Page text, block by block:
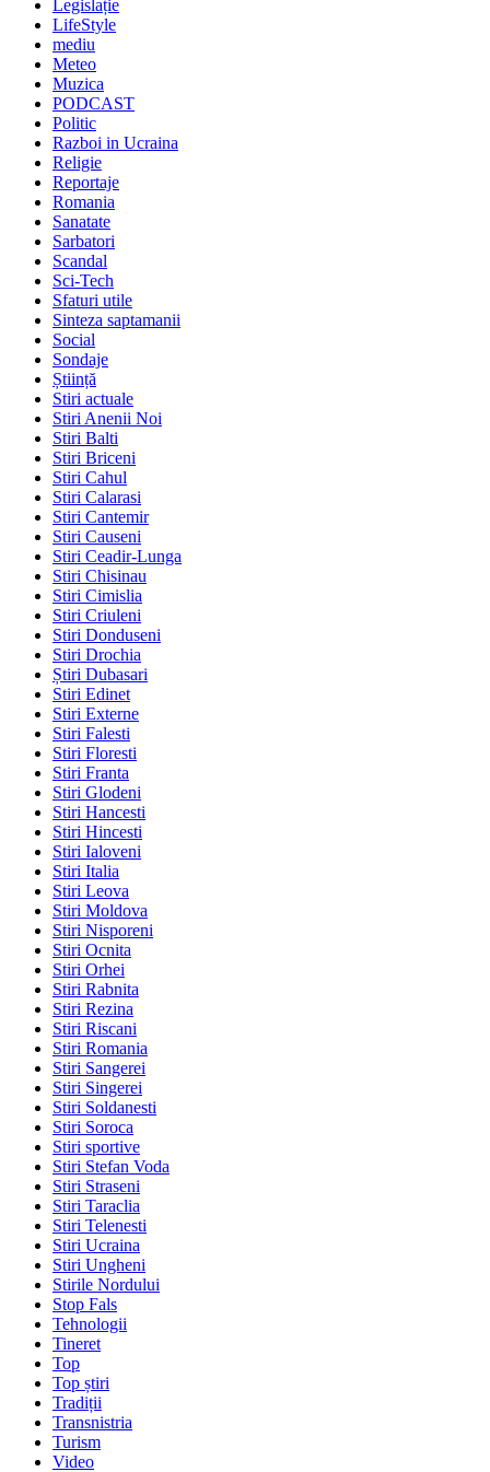
Legislație
LifeStyle
mediu
Meteo
Muzica
PODCAST
Politic
Razboi in Ucraina
Religie
Reportaje
Romania
Sanatate
Sarbatori
Scandal
Sci-Tech
Sfaturi utile
Sinteza saptamanii
Social
Sondaje
Știință
Stiri actuale
Stiri Anenii Noi
Stiri Balti
Stiri Briceni
Stiri Cahul
Stiri Calarasi
Stiri Cantemir
Stiri Causeni
Stiri Ceadir-Lunga
Stiri Chisinau
Stiri Cimislia
Stiri Criuleni
Stiri Donduseni
Stiri Drochia
Știri Dubasari
Stiri Edinet
Stiri Externe
Stiri Falesti
Stiri Floresti
Stiri Franta
Stiri Glodeni
Stiri Hancesti
Stiri Hincesti
Stiri Ialoveni
Stiri Italia
Stiri Leova
Stiri Moldova
Stiri Nisporeni
Stiri Ocnita
Stiri Orhei
Stiri Rabnita
Stiri Rezina
Stiri Riscani
Stiri Romania
Stiri Sangerei
Stiri Singerei
Stiri Soldanesti
Stiri Soroca
Stiri sportive
Stiri Stefan Voda
Stiri Straseni
Stiri Taraclia
Stiri Telenesti
Stiri Ucraina
Stiri Ungheni
Stirile Nordului
Stop Fals
Tehnologii
Tineret
Top
Top știri
Tradiții
Transnistria
Turism
Video